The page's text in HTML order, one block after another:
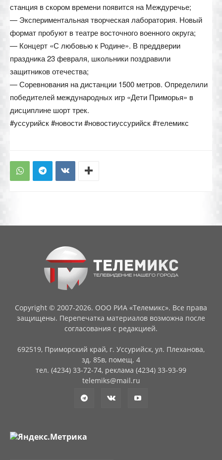
станция в скором времени появится на Междуречье;
— Экспериментальная творческая лаборатория. Новый
формат пробуют в театре восточного военного округа;
— Концерт «С любовью к Родине». В преддверии
праздника 23 февраля, школьники поздравили
защитников отечества;
— Соревнования на дистанции 1500 метров. Определили
победителей международных игр «Дети Приморья» в
дисциплине шорт трек.
#уссурийск #новости #новостиуссурийск #телемикс
Copyright © 2007-2026. ООО РИА «Телемикс». Все права
защищены. Перепечатка материалов возможна после
согласования с редакцией.
692519, Приморский край, г. Уссурийск, ул. Плеханова,
зд. 85в, помещ. 4
тел. (4234) 33-72-74, реклама (4234) 33-93-99
telemiks@mail.ru